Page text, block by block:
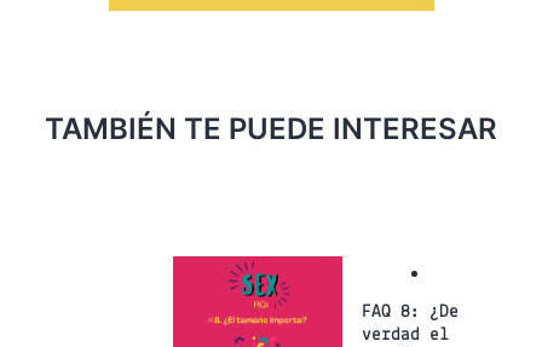
TAMBIÉN TE PUEDE INTERESAR
FAQ 8: ¿De
verdad el